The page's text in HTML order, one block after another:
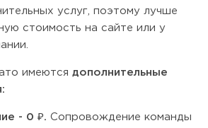
услуг, поэтому лучше
стоимость на сайте или у
имеются дополнительные
- 0 ₽. Сопровождение команды